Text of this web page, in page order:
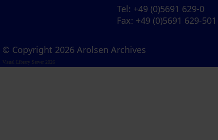
Tel: +49 (0)5691 629-0
Fax: +49 (0)5691 629-501
© Copyright 2026 Arolsen Archives
Visual Library Server 2026